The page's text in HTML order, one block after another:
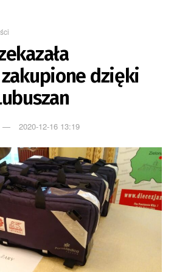
dzięki
2020-12-16 13:19